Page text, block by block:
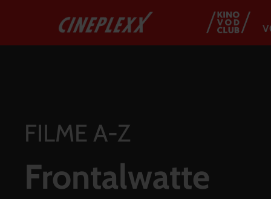
FILME A-Z
Frontalwatte